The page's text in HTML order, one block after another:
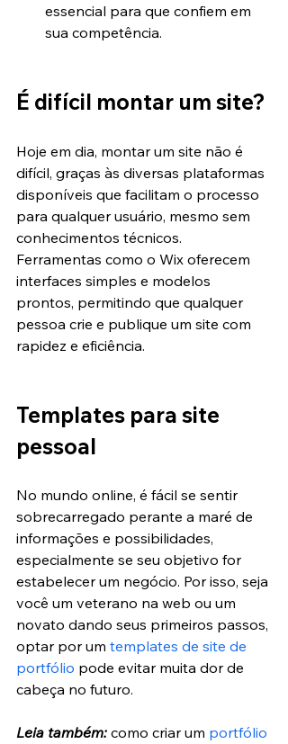
essencial para que confiem em
sua competência.
É difícil montar um site?
Hoje em dia, montar um site não é
difícil, graças às diversas plataformas
disponíveis que facilitam o processo
para qualquer usuário, mesmo sem
conhecimentos técnicos.
Ferramentas como o Wix oferecem
interfaces simples e modelos
prontos, permitindo que qualquer
pessoa crie e publique um site com
rapidez e eficiência.
Templates para site
pessoal
No mundo online, é fácil se sentir
sobrecarregado perante a maré de
informações e possibilidades,
especialmente se seu objetivo for
estabelecer um negócio. Por isso, seja
você um veterano na web ou um
novato dando seus primeiros passos,
optar por um templates de site de
portfólio pode evitar muita dor de
cabeça no futuro.
Leia também: como criar um portfólio